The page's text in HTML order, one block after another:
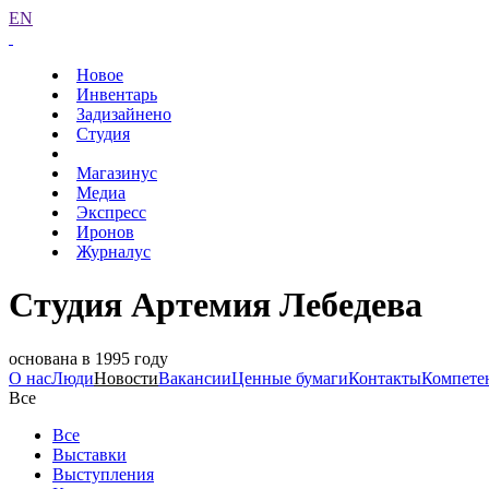
EN
Новое
Инвентарь
Задизайнено
Студия
Магазинус
Медиа
Экспресс
Иронов
Журналус
Студия Артемия Лебедева
основана в 1995 году
О насЛюдиНовостиВакансииЦенные бумагиКонтакты
Все
Все
Выставки
Выступления